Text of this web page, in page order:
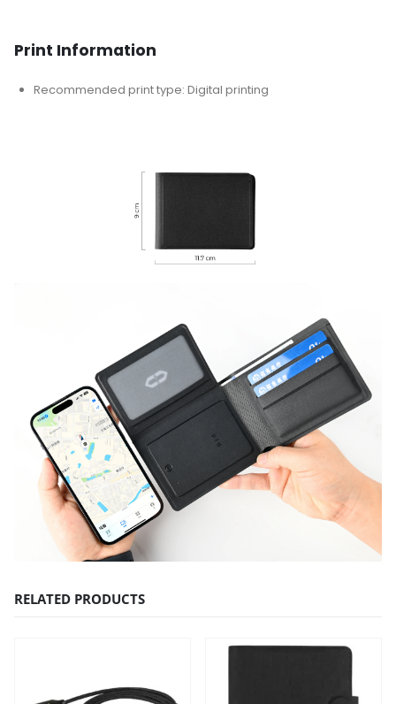
Print Information
Recommended print type: Digital printing
RELATED PRODUCTS